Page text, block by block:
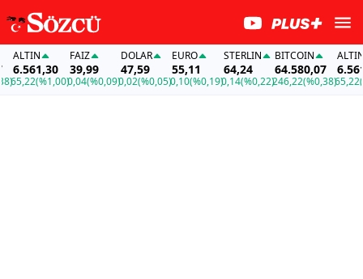
(%1,00)
FAİZ
39,99
0,04(%0,09)
DOLAR
47,59
0,02(%0,05)
EURO
55,11
0,10(%0,19)
STERLIN
64,24
0,14(%0,22)
BITCOIN
64.580,07
246,22(%0,38)
ALTIN
65,22